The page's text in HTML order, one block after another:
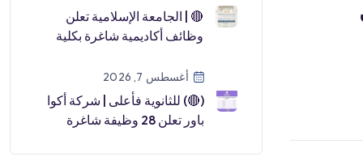
🔴 | الجامعة الإسلامية تعلن
وظائف أكاديمية شاغرة بكلية
الخ […]
أغسطس 7, 2026
(🔴) للثانوية فأعلى | شركة أكوا
باور تعلن 28 وظيفة شاغرة